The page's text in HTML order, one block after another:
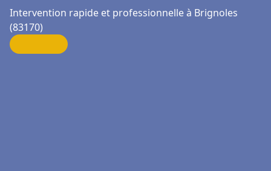
Intervention rapide et professionnelle à Brignoles
(83170)